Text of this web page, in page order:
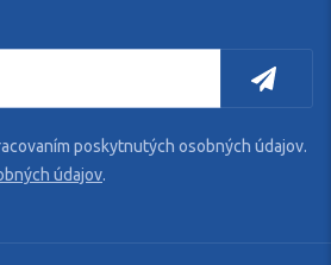
poskytnutých osobných údajov.
údajov.